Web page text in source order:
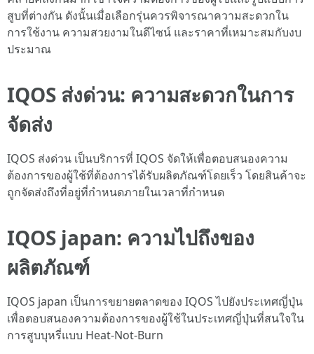
สูบที่ต่างกัน ดังนั้นเมื่อเลือกรุ่นควรพิจารณาความสะดวกใน
การใช้งาน ความสวยงามในดีไซน์ และราคาที่เหมาะสมกับงบ
ประมาณ
IQOS ส่งด่วน: ความสะดวกในการ
จัดส่ง
IQOS ส่งด่วน เป็นบริการที่ IQOS จัดให้เพื่อตอบสนองความ
ต้องการของผู้ใช้ที่ต้องการได้รับผลิตภัณฑ์โดยเร็ว โดยสินค้าจะ
ถูกจัดส่งถึงที่อยู่ที่กำหนดภายในเวลาที่กำหนด
IQOS japan: ความไปถึงของ
ผลิตภัณฑ์
IQOS japan เป็นการขยายตลาดของ IQOS ไปยังประเทศญี่ปุ่น
เพื่อตอบสนองความต้องการของผู้ใช้ในประเทศญี่ปุ่นที่สนใจใน
การสูบบุหรี่แบบ Heat-Not-Burn